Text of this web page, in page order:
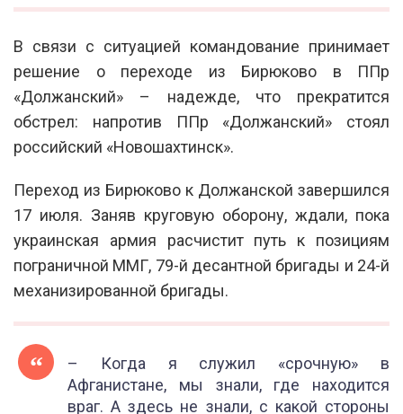
В связи с ситуацией командование принимает
решение о переходе из Бирюково в ППр
«Должанский» – надежде, что прекратится
обстрел: напротив ППр «Должанский» стоял
российский «Новошахтинск».
Переход из Бирюково к Должанской завершился
17 июля. Заняв круговую оборону, ждали, пока
украинская армия расчистит путь к позициям
пограничной ММГ, 79-й десантной бригады и 24-й
механизированной бригады.
– Когда я служил «срочную» в
Афганистане, мы знали, где находится
враг. А здесь не знали, с какой стороны